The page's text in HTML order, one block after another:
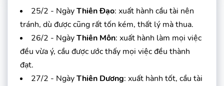
25/2 - NgàyThiên Đạo: xuất hành cầu tài nên
tránh, dù được cũng rất tốn kém, thất lý mà thua.
26/2 - NgàyThiên Môn: xuất hành làm mọi việc
đều vừa ý, cầu được ước thấy mọi việc đều thành
đạt.
27/2 - NgàyThiên Dương: xuất hành tốt, cầu tài